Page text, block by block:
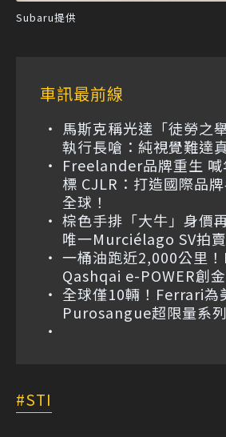
Subaru提供
車訊最前線
馬斯克稱光達「徒勞之
執行長嗆：純視覺難達
Freelander品牌重生 喊
標 CJLR：打造國際品
全球！
棕色手排「大牛」身價
唯一Murciélago SV拍賣
一桶油跑近2,000公里
Qashqai e-POWER創
全球僅10輛！Ferrari為
Purosangue超限量系列
STI